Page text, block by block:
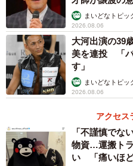
まいどなトピッ
2026.08.06
大河出演の39
美を連投 「バ
す」
まいどなトピッ
2026.08.06
アクセス
「不謹慎でな
物資…運搬ト
い 「痛いほど